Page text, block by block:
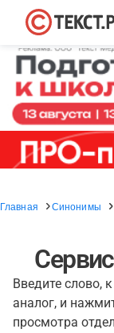
Главная Синонимы
Введите слово,
аналог, и
просмотра